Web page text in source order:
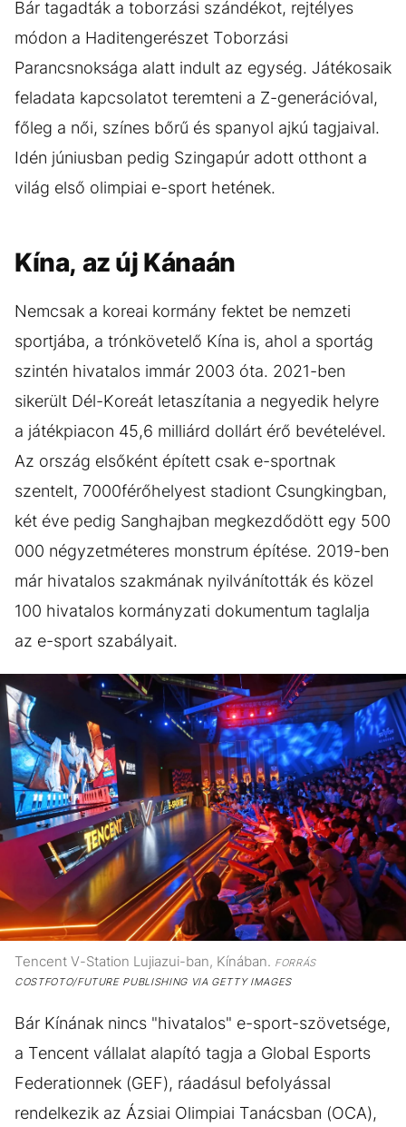
Bár tagadták a toborzási szándékot, rejtélyes
módon a Haditengerészet Toborzási
Parancsnoksága alatt indult az egység. Játékosaik
feladata kapcsolatot teremteni a Z-generációval,
főleg a női, színes bőrű és spanyol ajkú tagjaival.
Idén júniusban pedig Szingapúr adott otthont a
világ első olimpiai e-sport hetének.
Kína, az új Kánaán
Nemcsak a koreai kormány fektet be nemzeti
sportjába, a trónkövetelő Kína is, ahol a sportág
szintén hivatalos immár 2003 óta. 2021-ben
sikerült Dél-Koreát letaszítania a negyedik helyre
a játékpiacon 45,6 milliárd dollárt érő bevételével.
Az ország elsőként épített csak e-sportnak
szentelt, 7000férőhelyest stadiont Csungkingban,
két éve pedig Sanghajban megkezdődött egy 500
000 négyzetméteres monstrum építése. 2019-ben
már hivatalos szakmának nyilvánították és közel
100 hivatalos kormányzati dokumentum taglalja
az e-sport szabályait.
Tencent V-Station Lujiazui-ban, Kínában. FORRÁS
COSTFOTO/FUTURE PUBLISHING VIA GETTY IMAGES
Bár Kínának nincs "hivatalos" e-sport-szövetsége,
a Tencent vállalat alapító tagja a Global Esports
Federationnek (GEF), ráadásul befolyással
rendelkezik az Ázsiai Olimpiai Tanácsban (OCA),